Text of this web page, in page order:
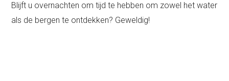
Blijft u overnachten om tijd te hebben om zowel het water
als de bergen te ontdekken? Geweldig!